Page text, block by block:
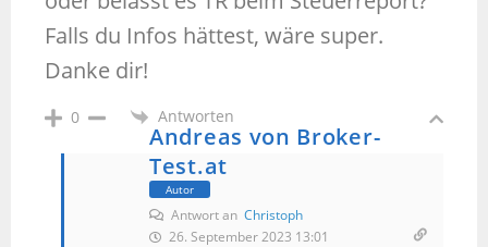
Falls du Infos hättest, wäre super.
Danke dir!
0 Antworten
Andreas von Broker-
Test.at
Autor
Antwort an Christoph
26. September 2023 13:01